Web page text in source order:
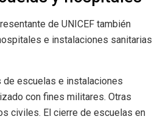
de UNICEF también
e instalaciones sanitarias
de escuelas e instalaciones
con fines militares. Otras
civiles. El cierre de escuelas en